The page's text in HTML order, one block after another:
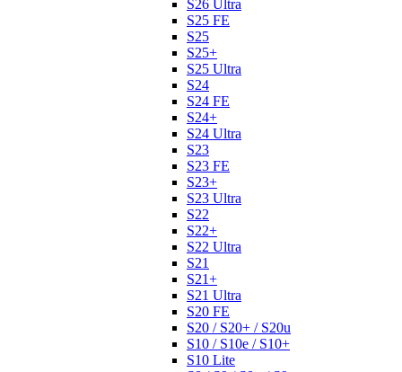
S26 Ultra
S25 FE
S25
S25+
S25 Ultra
S24
S24 FE
S24+
S24 Ultra
S23
S23 FE
S23+
S23 Ultra
S22
S22+
S22 Ultra
S21
S21+
S21 Ultra
S20 FE
S20 / S20+ / S20u
S10 / S10e / S10+
S10 Lite